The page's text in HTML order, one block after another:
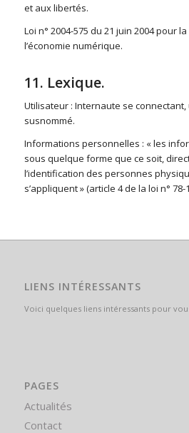
et aux libertés.
Loi n° 2004-575 du 21 juin 2004 pour
l’économie numérique.
11. Lexique.
Utilisateur : Internaute se
susnommé.
Informations personnelles : « les
sous quelque forme que ce soit,
l’identification des personnes
s’appliquent » (article 4 de la loi n°
LIENS INTÉRESSANTS
Voici quelques liens intéressants pour
PAGES
Actualités
Contact